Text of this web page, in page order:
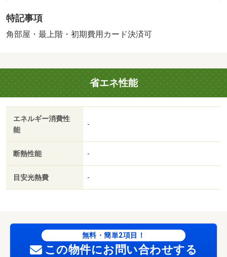
身近に揃う便利な住環境。地下鉄南北線＋ＪＲの２沿線利
用可能です■ネットＷｉ－Ｆｉ月額無料■オートロック、防
料 13200円
特記事項
角部屋・最上階・初期費用カード決済可
省エネ性能
エネルギー消費性
能
-
断熱性能 -
目安光熱費 -
無料・簡単2項目！
この物件にお問い合わせする